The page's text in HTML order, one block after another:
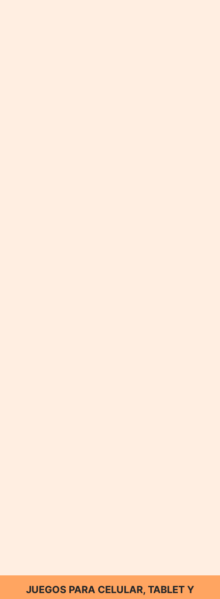
JUEGOS PARA CELULAR, TABLET Y